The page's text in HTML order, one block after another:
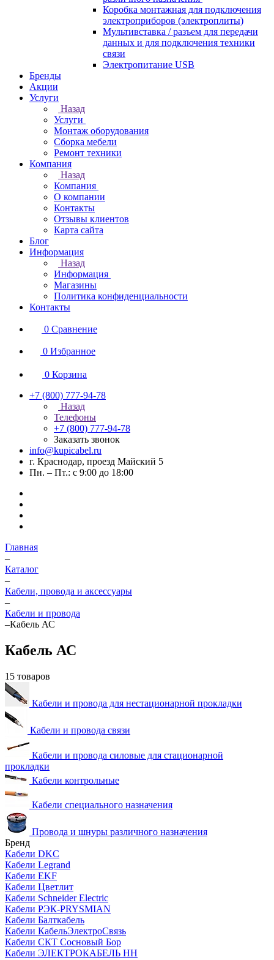
Коробка монтажная для подключения
электроприборов (электроплиты)
Мультивставка / разъем для передачи
данных и для подключения техники
связи
Электропитание USB
Бренды
Акции
Услуги
Назад
Услуги
Монтаж оборудования
Сборка мебели
Ремонт техники
Компания
Назад
Компания
О компании
Контакты
Отзывы клиентов
Карта сайта
Блог
Информация
Назад
Информация
Магазины
Политика конфиденциальности
Контакты
0 Сравнение
0 Избранное
0 Корзина
+7 (800) 777-94-78
Назад
Телефоны
+7 (800) 777-94-78
Заказать звонок
info@kupicabel.ru
г. Краснодар, проезд Майский 5
Пн. – Пт.: с 9:00 до 18:00
Главная
–
Каталог
–
Кабели, провода и аксессуары
–
Кабели и провода
–Кабель АС
Кабель АС
15 товаров
Кабели и провода для нестационарной прокладки
Кабели и провода связи
Кабели и провода силовые для стационарной
прокладки
Кабели контрольные
Кабели специального назначения
Провода и шнуры различного назначения
Бренд
Кабели DKC
Кабели Legrand
Кабели EKF
Кабели Цветлит
Кабели Schneider Electric
Кабели РЭК-PRYSMIAN
Кабели Балткабель
Кабели КабельЭлектроСвязь
Кабели СКТ Сосновый Бор
Кабели ЭЛЕКТРОКАБЕЛЬ НН